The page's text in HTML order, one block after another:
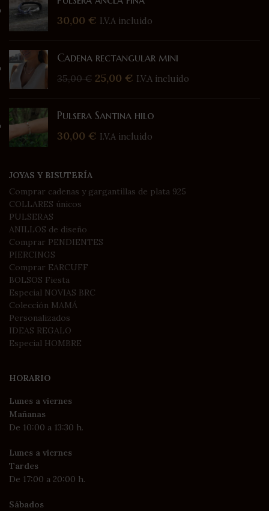
30,00 € I.V.A incluido
Cadena rectangular mini
35,00€ 25,00 € I.V.A incluido
Pulsera Santina hilo
30,00 € I.V.A incluido
JOYAS Y BISUTERÍA
Comprar cadenas y gargantillas de plata 925
COLLARES únicos
PULSERAS
ANILLOS de diseño
Comprar PENDIENTES
PIERCINGS
Comprar EARCUFF
BOLSOS Fiesta
Especial NOVIAS BRC
Colección MAMÁ
Personalizados
IDEAS REGALO
Especial HOMBRE
HORARIO
Lunes a viernes
Mañanas
De 10:00 a 13:30 h.
Lunes a viernes
Tardes
De 17:00 a 20:00 h.
Sábados